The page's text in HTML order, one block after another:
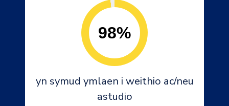
98%
yn symud ymlaen i weithio ac/neu
astudio